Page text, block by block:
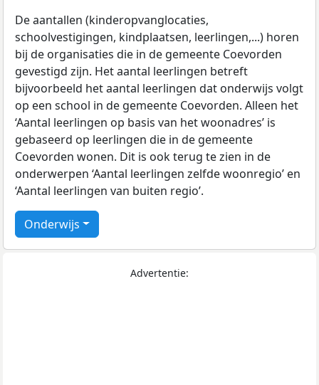
De aantallen (kinderopvanglocaties,
schoolvestigingen, kindplaatsen, leerlingen,...) horen
bij de organisaties die in de gemeente Coevorden
gevestigd zijn. Het aantal leerlingen betreft
bijvoorbeeld het aantal leerlingen dat onderwijs volgt
op een school in de gemeente Coevorden. Alleen het
‘Aantal leerlingen op basis van het woonadres’ is
gebaseerd op leerlingen die in de gemeente
Coevorden wonen. Dit is ook terug te zien in de
onderwerpen ‘Aantal leerlingen zelfde woonregio’ en
‘Aantal leerlingen van buiten regio’.
Onderwijs
Advertentie: